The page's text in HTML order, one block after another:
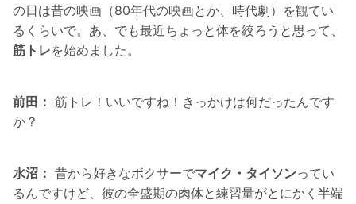
の日は昔の映画（80年代の映画とか、時代劇）を観てい
るくらいで。あ、でも最近ちょっと体を絞ろうと思って、
筋トレを始めました。
前田： 筋トレ！いいですね！きっかけは何だったんです
か？
水沼： 昔から好きなボクサーでマイク・タイソンってい
るんですけど、彼の全盛期の肉体と練習量がとにかく半端